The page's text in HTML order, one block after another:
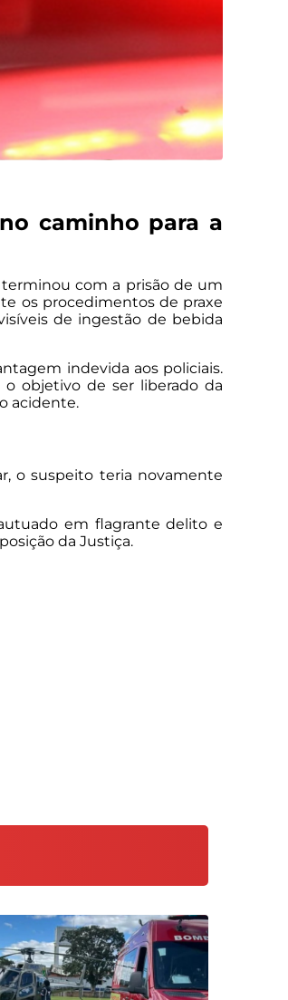
caminho para a
com a prisão de um
os procedimentos de praxe
de ingestão de bebida
indevida aos policiais.
objetivo de ser liberado da
acidente.
o suspeito teria novamente
em flagrante delito e
da Justiça.